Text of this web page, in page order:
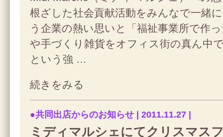
根ざした社会貢献活動をみんなで一緒
う企業の熱い思いと「福祉事業所で作
や手づくり雑貨をオフィス街の真ん中
という強 …
続きをみる
●共同出店からのお知らせ | 2011.11.27 |
ミディマルシェにてクリスマス